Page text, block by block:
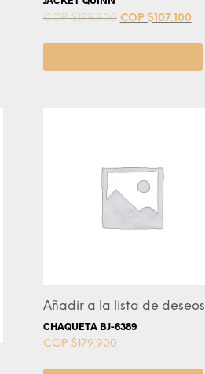
COP $179.900 COP $107.100
Añadir a la lista de deseos
CHAQUETA BJ-6389
COP $ 179.900